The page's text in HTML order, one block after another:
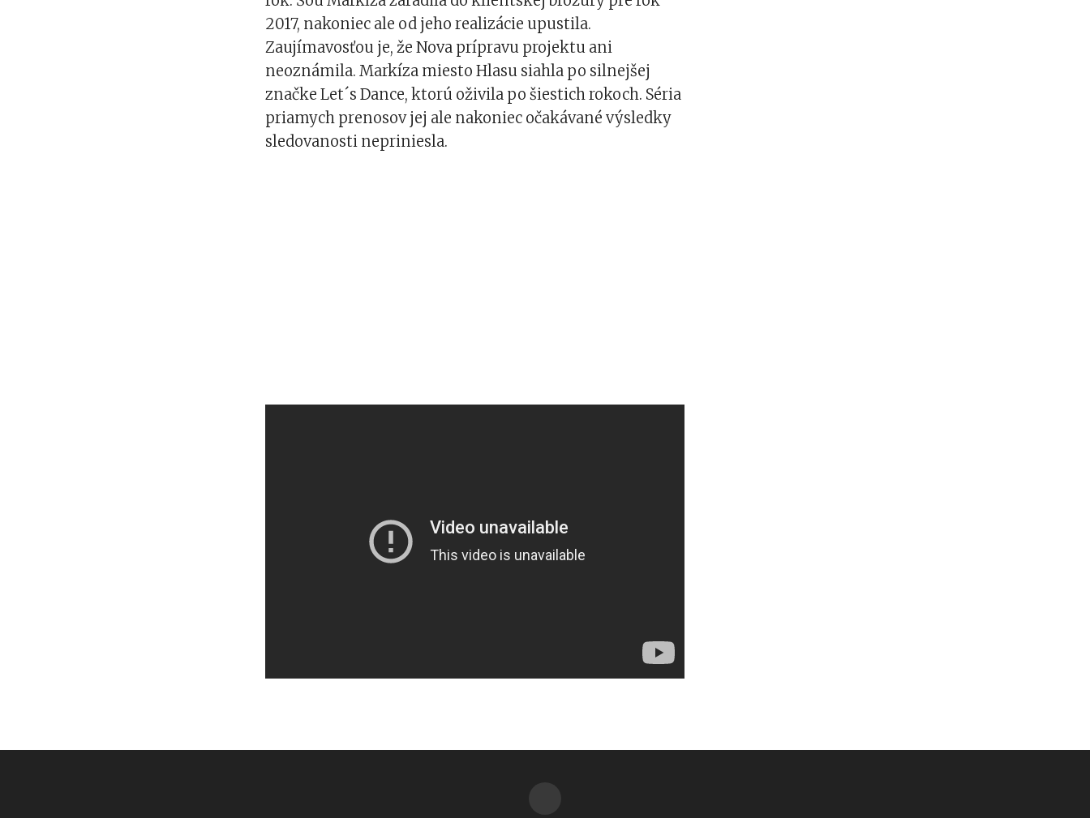
2017, nakoniec ale od jeho realizácie upustila.
Zaujímavosťou je, že Nova prípravu projektu ani
neoznámila. Markíza miesto Hlasu siahla po silnejšej
značke Let´s Dance, ktorú oživila po šiestich rokoch. Séria
priamych prenosov jej ale nakoniec očakávané výsledky
sledovanosti nepriniesla.